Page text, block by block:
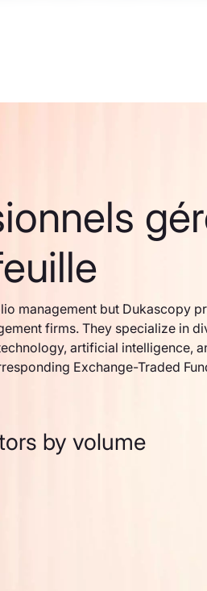
management but Dukascopy
firms. They specialize in
artificial intelligence,
Exchange-Traded
by volume